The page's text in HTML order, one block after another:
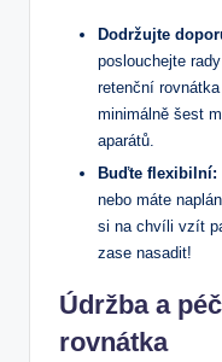
Dodržujte
poslouchejte
retenční
minimálně šest
aparátů.
Buďte flexibilní:
nebo máte
si na chvíli vzít
zase nasadit!
Údržba a
rovnátka